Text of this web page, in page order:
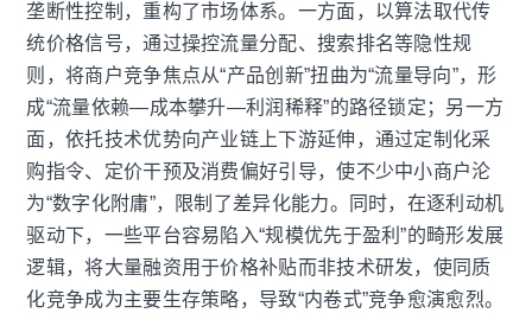
垄断性控制，重构了市场体系。一方面，以算法取代传
统价格信号，通过操控流量分配、搜索排名等隐性规
则，将商户竞争焦点从“产品创新”扭曲为“流量导向”，形
成“流量依赖—成本攀升—利润稀释”的路径锁定；另一方
面，依托技术优势向产业链上下游延伸，通过定制化采
购指令、定价干预及消费偏好引导，使不少中小商户沦
为“数字化附庸”，限制了差异化能力。同时，在逐利动机
驱动下，一些平台容易陷入“规模优先于盈利”的畸形发展
逻辑，将大量融资用于价格补贴而非技术研发，使同质
化竞争成为主要生存策略，导致“内卷式”竞争愈演愈烈。